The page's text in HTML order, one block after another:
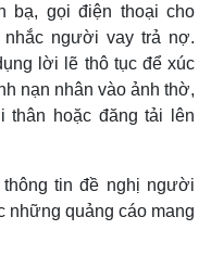
bạ, gọi điện thoại cho
người vay trả nợ.
lời lẽ thô tục để xúc
nạn nhân vào ảnh thờ,
thân hoặc đăng tải lên
tin đề nghị người
những quảng cáo mang